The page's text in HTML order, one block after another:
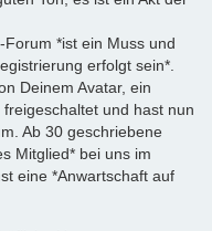
*ist ein Muss und
erfolgt sein*.
Deinem Avatar, ein
und hast nun
Ab 30 geschriebene
Mitglied* bei uns im
eine *Anwartschaft auf